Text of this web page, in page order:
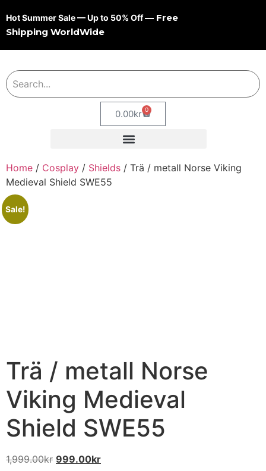
Hot Summer Sale — Up to 50% Off— Free
Shipping WorldWide
0.00kr 0
Home / Cosplay / Shields / Trä / metall Norse Viking
Medieval Shield SWE55
Sale!
Trä / metall Norse
Viking Medieval
Shield SWE55
1,999.00kr 999.00kr